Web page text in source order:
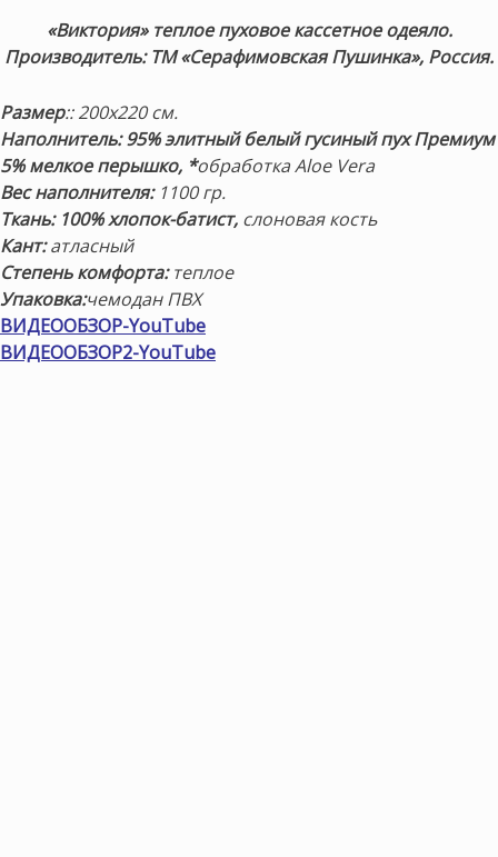
«Виктория» теплое пуховое кассетное одеяло.
Производитель: ТМ «Серафимовская Пушинка», Россия.
Размер:: 200х220 см.
Наполнитель: 95% элитный белый гусиный пух Премиум
5% мелкое перышко, *обработка Aloe Vera
Вес наполнителя: 1100 гр.
Ткань: 100% хлопок-батист, слоновая кость
Кант:атласный
Степень комфорта:теплое
Упаковка:чемодан ПВХ
ВИДЕООБЗОР-YouTube
ВИДЕООБЗОР2-YouTube